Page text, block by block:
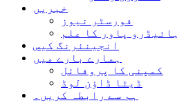
خبریں
فورسٹر نیوز
ہائیڈرو پاور کا علم
انجینئرنگ کیس
ہمارے بارے میں
کمپنی کا پروفائل
ڈیٹا ڈاؤن لوڈ
ہم سے رابطہ کریں۔